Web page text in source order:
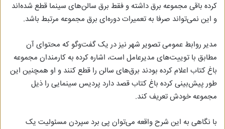
کرده باقی مجموعه برق داشته و فقط برق سالن‌های سینما قطع شده‌اند
و این نمی‌تواند صرفا به تعمیرات دوره‌ای برق مجموعه مرتبط باشد.
مدیر روابط عمومی تصویر شهر نیز در یک گفت‌وگو که محتوای آن
مطابق با توییت‌های مدیرعامل است، اشاره کرده به کارمندان مجموعه
باغ کتاب اعلام کرده بودند برق‌های سالن را قطع کنند و او همچنین این
طور پیش‌بینی کرده باغ کتاب قصد دارد پردیس سینمایی را ذیل
مجموعه خودش تعریف کند.
با نگاهی به این شرح واقعه می‌توان پی برد سپردن مسئولیت یک